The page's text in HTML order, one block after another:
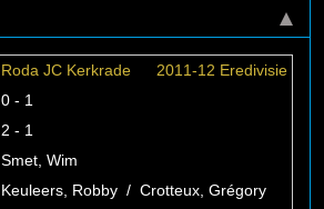
Roda JC Kerkrade
2011-12 Eredivisie
0 - 1
2 - 1
Smet, Wim
Keuleers, Robby / Crotteux, Grégory